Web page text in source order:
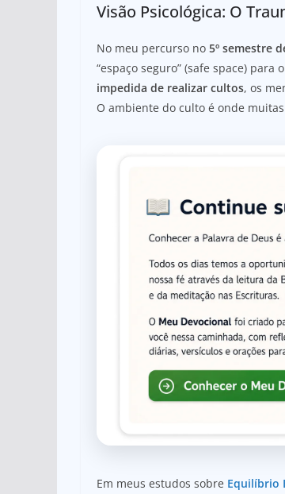
Visão Psicológica: O
No meu percurso no 5º semestre
“espaço seguro” (safe space)
impedida de realizar cultos, os
O ambiente do culto é onde
Em meus estudos sobre Equilíbrio